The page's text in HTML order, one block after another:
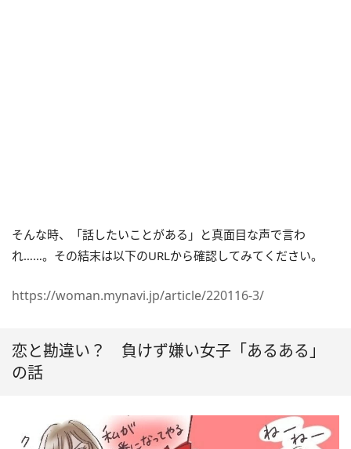
そんな時、「話したいことがある」と真面目な声で言わ
れ……。その結末は以下のURLから確認してみてください。
https://woman.mynavi.jp/article/220116-3/
恋と勘違い？ 負けず嫌い女子「あるある」
の話